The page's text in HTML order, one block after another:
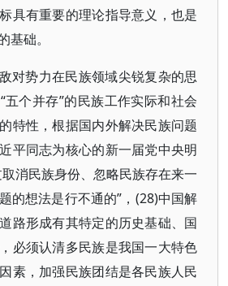
具有重要的理论指导意义，也是
基础。
对势力在民族领域尖锐复杂的思
五个并存”的民族工作实际和社会
特性，根据国内外解决民族问题
平同志为核心的新一届党中央明
消民族身份、忽略民族存在来一
的想法是行不通的”，(28)中国解
路形成有其特定的历史基础、国
必须认清多民族是我国一大特色
素，加强民族团结是各民族人民